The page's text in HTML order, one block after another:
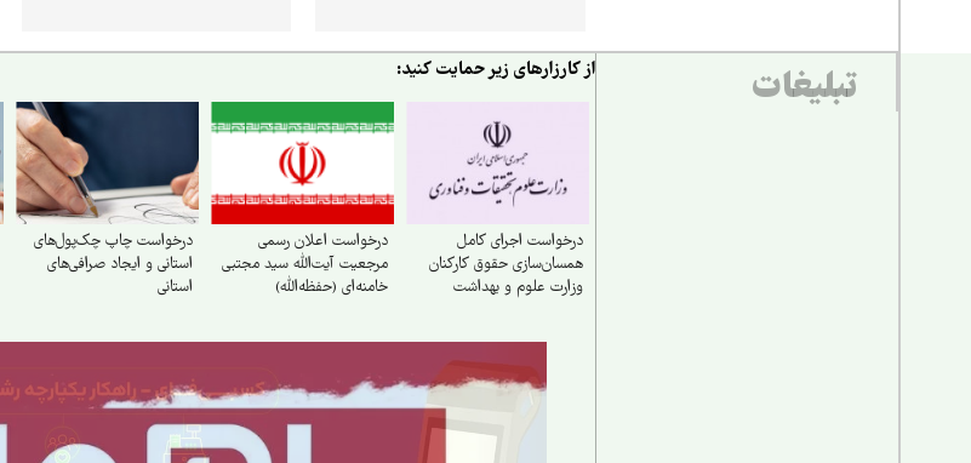
تبلیغات از کارزارهای زیر حمایت کنید:
درخواست اجرای کامل
همسان‌سازی حقوق کارکنان
وزارت علوم و بهداشت
درخواست اعلان رسمی
مرجعیت آیت‌الله سید مجتبی
خامنه‌ای (حفظه‌الله)
درخواست چاپ چک‌‌پول‌‌های
استانی و ایجاد صرافی‌‌های
استانی